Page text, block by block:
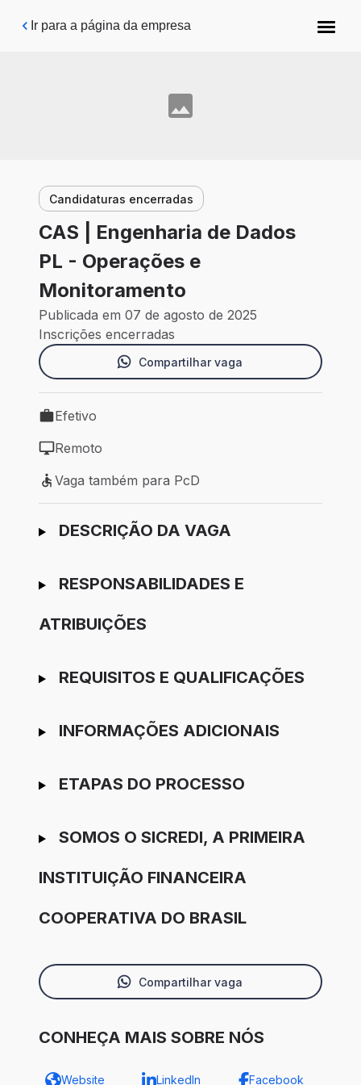
Pular para o conteúdo principal
Ir para a página da empresa
Candidaturas encerradas
CAS | Engenharia de Dados
PL - Operações e
Monitoramento
Publicada em 07 de agosto de 2025
Inscrições encerradas
Compartilhar vaga
Tipo de vaga: Efetivo
Efetivo
Modelo de trabalho: Remoto
Remoto
Vaga também para PcD
Vaga também para PcD
Ir para candidatura
DESCRIÇÃO DA VAGA
RESPONSABILIDADES E
ATRIBUIÇÕES
REQUISITOS E QUALIFICAÇÕES
INFORMAÇÕES ADICIONAIS
ETAPAS DO PROCESSO
SOMOS O SICREDI, A PRIMEIRA
INSTITUIÇÃO FINANCEIRA
COOPERATIVA DO BRASIL
Compartilhar vaga
CONHEÇA MAIS SOBRE NÓS
Website LinkedIn Facebook